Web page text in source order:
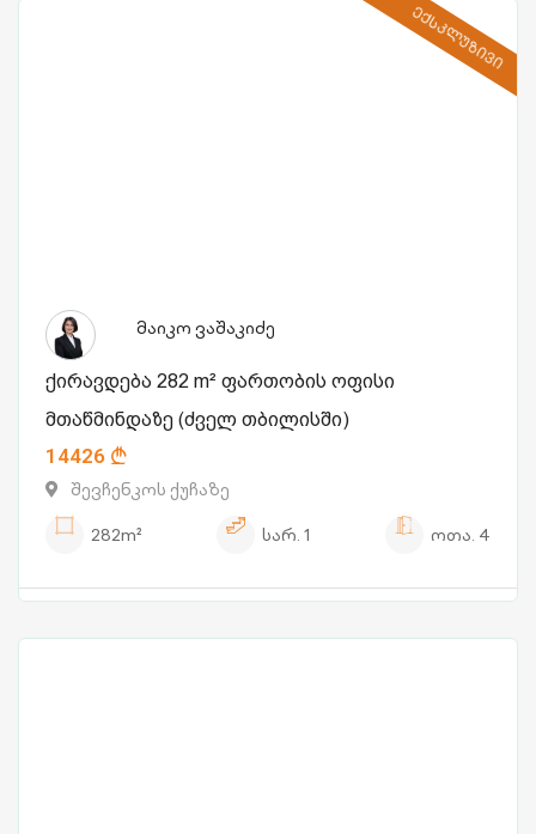
ᲔᲥᲡᲙᲚᲣᲖᲘᲕᲘ
მაიკო ვაშაკიძე
ქირავდება 282 m² ფართობის ოფისი
მთაწმინდაზე (ძველ თბილისში)
14426
შევჩენკოს ქუჩაზე
282m²
სარ. 1 ოთა. 4